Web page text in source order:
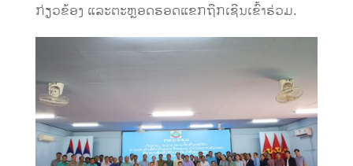
ກ່ຽວຂ້ອງ ແລະຕະຫຼອດຮອດແຂກຖືກເຊີນເຂົ້າຮ່ວມ.